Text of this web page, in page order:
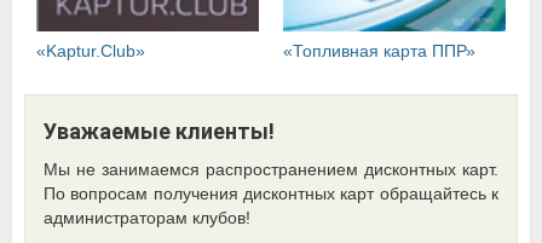
«Kaptur.Club» «Топливная карта ППР»
Уважаемые клиенты!
Мы не занимаемся распространением дисконтных карт.
По вопросам получения дисконтных карт обращайтесь к
администраторам клубов!